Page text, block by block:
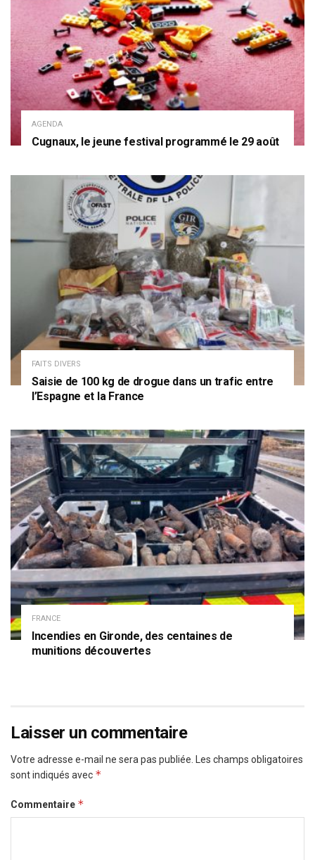
AGENDA
Cugnaux, le jeune festival programmé le 29 août
FAITS DIVERS
Saisie de 100 kg de drogue dans un trafic entre
l’Espagne et la France
FRANCE
Incendies en Gironde, des centaines de
munitions découvertes
Laisser un commentaire
Votre adresse e-mail ne sera pas publiée.
Les champs obligatoires
sont indiqués avec *
Commentaire *